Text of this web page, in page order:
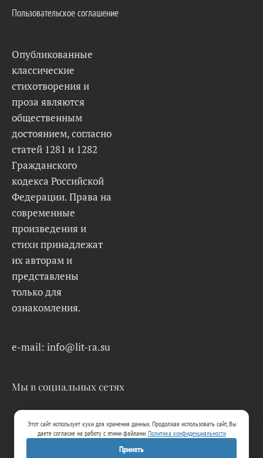
Пользовательское соглашение
Опубликованные
классические
стихотворения и
проза являются
общественным
достоянием, согласно
статей 1281 и 1282
Гражданского
кодекса Российской
Федерации. Права на
современные
произведения и
стихи принадлежат
их авторам и
представлены
только для
ознакомления.
e-mail: info@lit-ra.su
Мы в социальных сетях
Этот сайт использует куки для хранения данных. Продолжая использовать сайт, Вы
даете согласие на работу с этими файлами.Политика конфиденциальности
Принять